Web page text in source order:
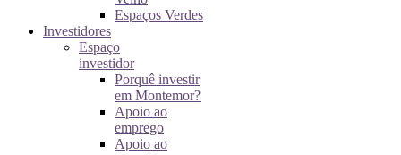
Espaços Verdes
Investidores
Espaço
investidor
Porquê investir
em Montemor?
Apoio ao
emprego
Apoio ao